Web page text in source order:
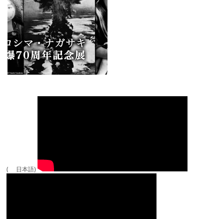
( 日本語)